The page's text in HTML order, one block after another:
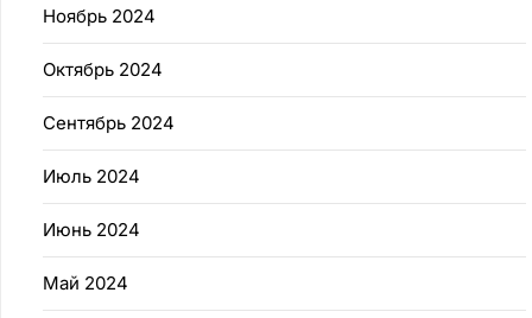
Ноябрь 2024
Октябрь 2024
Сентябрь 2024
Июль 2024
Июнь 2024
Май 2024